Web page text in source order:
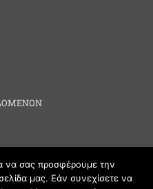
να σας προσφέρουμε την
μας. Εάν συνεχίσετε να